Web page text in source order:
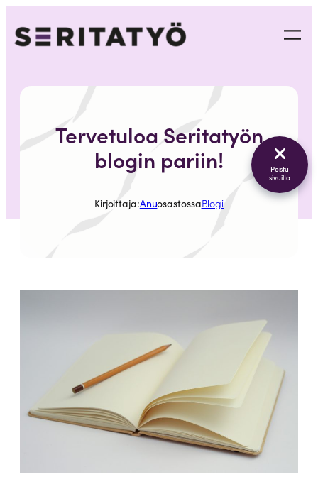
sisältöön
Tervetuloa Seritatyön
blogin pariin!
Kirjoittaja:AnuosastossaBlogi
Poistu
sivuilta